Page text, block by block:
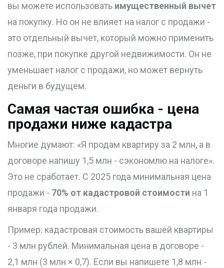
вы можете использовать имущественный вычет
на покупку. Но он не влияет на налог с продажи -
это отдельный вычет, который можно применить
позже, при покупке другой недвижимости. Он не
уменьшает налог с продажи, но может вернуть
деньги в будущем.
Самая частая ошибка - цена
продажи ниже кадастра
Многие думают: «Я продам квартиру за 2 млн, а в
договоре напишу 1,5 млн - сэкономлю на налоге».
Это не сработает. С 2025 года минимальная цена
продажи - 70% от кадастровой стоимости на 1
января года продажи.
Пример: кадастровая стоимость вашей квартиры
- 3 млн рублей. Минимальная цена в договоре -
2,1 млн (3 млн × 0,7). Если вы напишете 1,8 млн -